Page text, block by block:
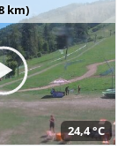
km)
24,4 °C